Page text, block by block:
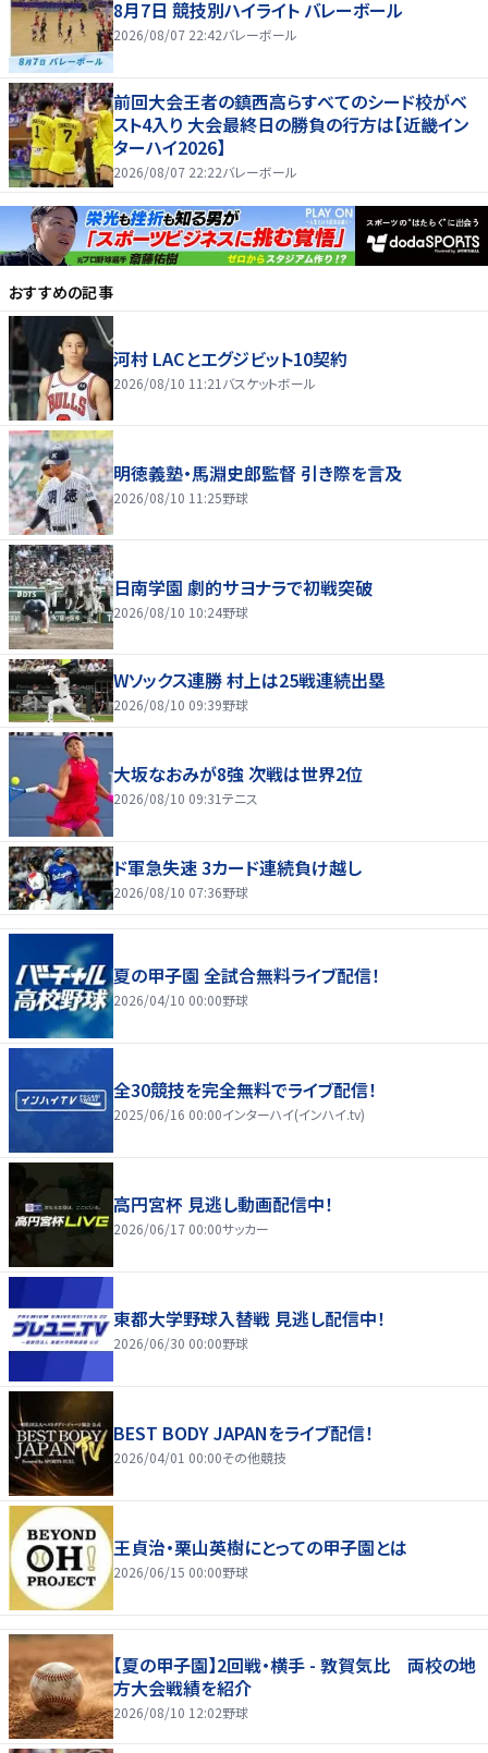
8月7日 競技別ハイライト バレーボール
2026/08/07 22:42バレーボール
前回大会王者の鎮西高らすべてのシード校がベ
スト4入り 大会最終日の勝負の行方は【近畿イン
ターハイ2026】
2026/08/07 22:22バレーボール
おすすめの記事
河村 LACとエグジビット10契約
2026/08/10 11:21 バスケットボール
明徳義塾・馬淵史郎監督 引き際を言及
2026/08/10 11:25野球
日南学園 劇的サヨナラで初戦突破
2026/08/10 10:24野球
Wソックス連勝 村上は25戦連続出塁
2026/08/10 09:39野球
大坂なおみが8強 次戦は世界2位
2026/08/10 09:31テニス
ド軍急失速 3カード連続負け越し
2026/08/10 07:36野球
夏の甲子園 全試合無料ライブ配信！
2026/04/10 00:00野球
全30競技を完全無料でライブ配信！
2025/06/16 00:00インターハイ(インハイ.tv)
高円宮杯 見逃し動画配信中！
2026/06/17 00:00サッカー
東都大学野球入替戦 見逃し配信中！
2026/06/30 00:00野球
BEST BODY JAPANをライブ配信！
2026/04/01 00:00その他競技
王貞治・栗山英樹にとっての甲子園とは
2026/06/15 00:00野球
【夏の甲子園】2回戦・横手 - 敦賀気比 両校の地
方大会戦績を紹介
2026/08/10 12:02野球